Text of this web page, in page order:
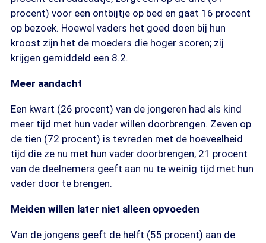
procent) voor een ontbijtje op bed en gaat 16 procent
op bezoek. Hoewel vaders het goed doen bij hun
kroost zijn het de moeders die hoger scoren; zij
krijgen gemiddeld een 8.2.
Meer aandacht
Een kwart (26 procent) van de jongeren had als kind
meer tijd met hun vader willen doorbrengen. Zeven op
de tien (72 procent) is tevreden met de hoeveelheid
tijd die ze nu met hun vader doorbrengen, 21 procent
van de deelnemers geeft aan nu te weinig tijd met hun
vader door te brengen.
Meiden willen later niet alleen opvoeden
Van de jongens geeft de helft (55 procent) aan de